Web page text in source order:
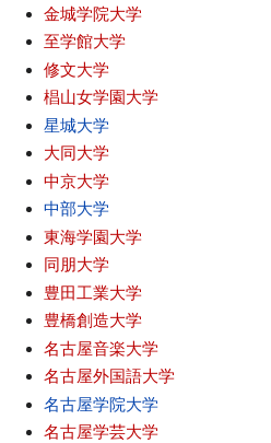
金城学院大学
至学館大学
修文大学
椙山女学園大学
星城大学
大同大学
中京大学
中部大学
東海学園大学
同朋大学
豊田工業大学
豊橋創造大学
名古屋音楽大学
名古屋外国語大学
名古屋学院大学
名古屋学芸大学